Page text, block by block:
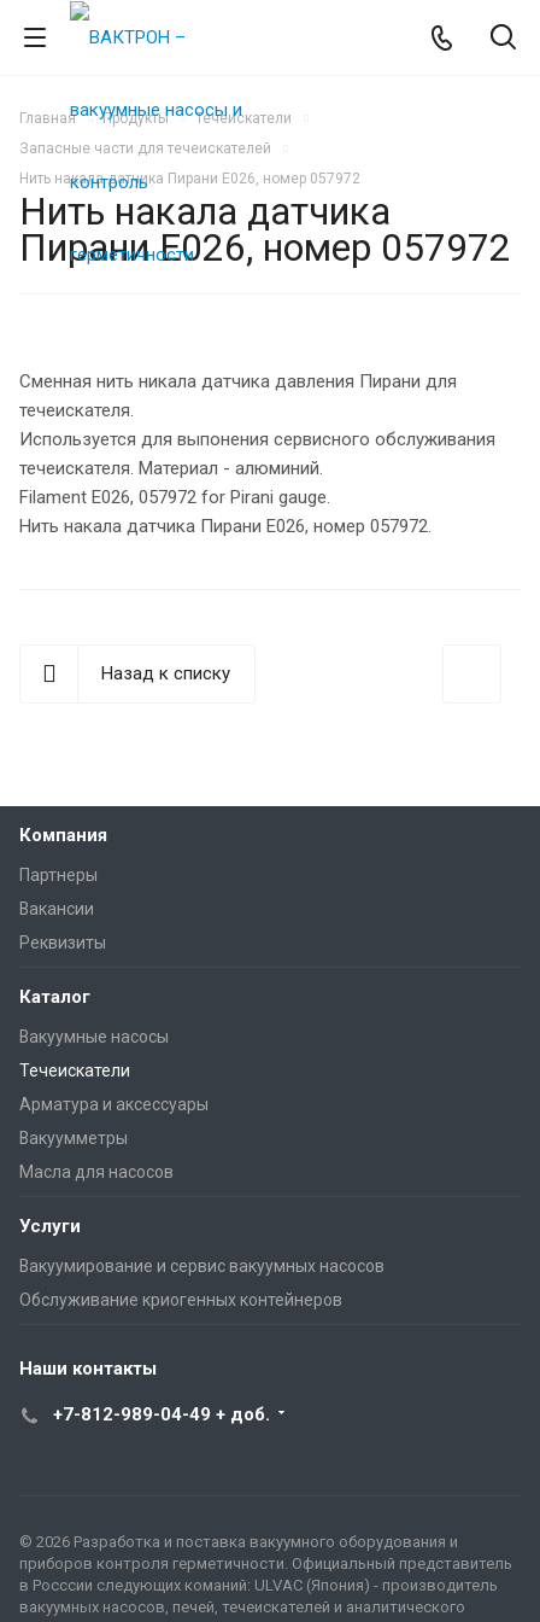
Главная Продукты
Течеискатели
Запасные части для течеискателей
Нить накала датчика Пирани E026, номер 057972
Нить накала датчика
Пирани E026, номер 057972
Сменная нить никала датчика давления Пирани для
течеискателя.
Используется для выпонения сервисного обслуживания
течеискателя. Материал - алюминий.
Filament E026, 057972 for Pirani gauge.
Нить накала датчика Пирани E026, номер 057972.
Назад к списку
Компания
Партнеры
Вакансии
Реквизиты
Каталог
Вакуумные насосы
Течеискатели
Арматура и аксессуары
Вакуумметры
Масла для насосов
Услуги
Вакуумирование и сервис вакуумных насосов
Обслуживание криогенных контейнеров
Наши контакты
+7-812-989-04-49 + доб.
© 2026 Разработка и поставка вакуумного оборудования и
приборов контроля герметичности. Официальный представитель
в Росссии следующих команий: ULVAC (Япония) - производитель
вакуумных насосов, печей, течеискателей и аналитического